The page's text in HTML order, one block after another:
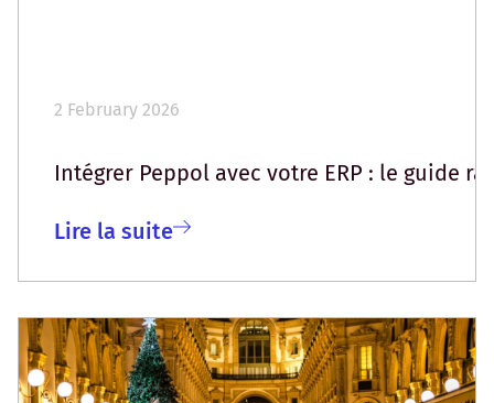
2 February 2026
Intégrer Peppol avec votre ERP : le guide
Lire la suite